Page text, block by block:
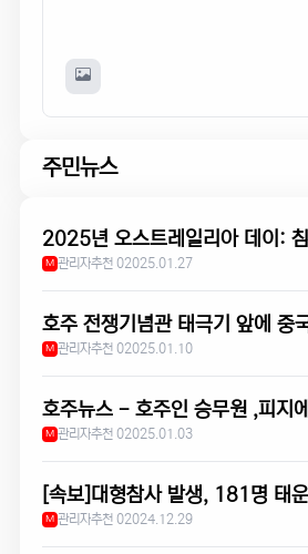
주민뉴스
2025년 오스트레일리아 데이:
M 관리자추천 02025.01.27
호주 전쟁기념관 태극기 앞에 중
M 관리자추천 02025.01.10
호주뉴스 - 호주인 승무원 ,피지
M 관리자추천 02025.01.03
[속보]대형참사 발생, 181명 태
M 관리자추천 02024.12.29